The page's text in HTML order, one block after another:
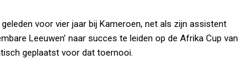
voor vier jaar bij Kameroen, net als zijn assistent
Leeuwen’ naar succes te leiden op de Afrika Cup van
geplaatst voor dat toernooi.